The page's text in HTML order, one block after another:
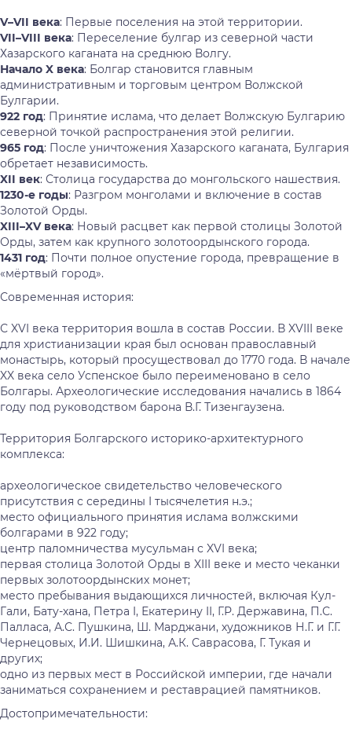
V–VII века: Первые поселения на этой территории.
VII–VIII века: Переселение булгар из северной части
Хазарского каганата на среднюю Волгу.
Начало X века: Болгар становится главным
административным и торговым центром Волжской
Булгарии.
922 год: Принятие ислама, что делает Волжскую Булгарию
северной точкой распространения этой религии.
965 год: После уничтожения Хазарского каганата, Булгария
обретает независимость.
XII век: Столица государства до монгольского нашествия.
1230-е годы: Разгром монголами и включение в состав
Золотой Орды.
XIII–XV века: Новый расцвет как первой столицы Золотой
Орды, затем как крупного золотоордынского города.
1431 год: Почти полное опустение города, превращение в
«мёртвый город».
Современная история:
С XVI века территория вошла в состав России. В XVIII веке
для христианизации края был основан православный
монастырь, который просуществовал до 1770 года. В начале
XX века село Успенское было переименовано в село
Болгары. Археологические исследования начались в 1864
году под руководством барона В.Г. Тизенгаузена.
Территория Болгарского историко-архитектурного
комплекса:
археологическое свидетельство человеческого
присутствия с середины I тысячелетия н.э.;
место официального принятия ислама волжскими
болгарами в 922 году;
центр паломничества мусульман с XVI века;
первая столица Золотой Орды в XIII веке и место чеканки
первых золотоордынских монет;
место пребывания выдающихся личностей, включая Кул-
Гали, Бату-хана, Петра I, Екатерину II, Г.Р. Державина, П.С.
Палласа, А.С. Пушкина, Ш. Марджани, художников Н.Г. и Г.Г.
Чернецовых, И.И. Шишкина, А.К. Саврасова, Г. Тукая и
других;
одно из первых мест в Российской империи, где начали
заниматься сохранением и реставрацией памятников.
Достопримечательности: